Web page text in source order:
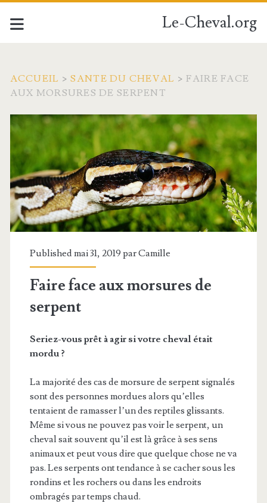
Le-Cheval.org
ACCUEIL >SANTE DU CHEVAL >FAIRE FACE
AUX MORSURES DE SERPENT
Published mai 31, 2019 parCamille
Faire face aux morsures de
serpent
Seriez-vous prêt à agir si votre cheval était
mordu ?
La majorité des cas de morsure de serpent signalés
sont des personnes mordues alors qu’elles
tentaient de ramasser l’un des reptiles glissants.
Même si vous ne pouvez pas voir le serpent, un
cheval sait souvent qu’il est là grâce à ses sens
animaux et peut vous dire que quelque chose ne va
pas. Les serpents ont tendance à se cacher sous les
rondins et les rochers ou dans les endroits
ombragés par temps chaud.